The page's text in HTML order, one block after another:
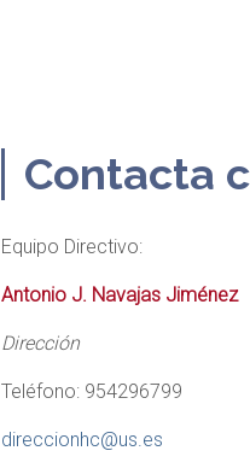
Contacta
Equipo Directivo:
Antonio J. Navajas Jiménez
Dirección
Teléfono: 954296799
direccionhc@us.es